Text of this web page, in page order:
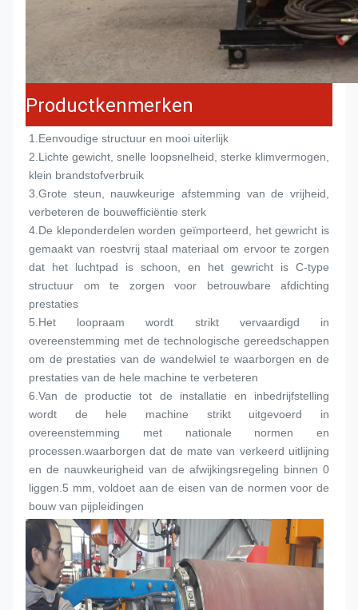
Productkenmerken
1. Eenvoudige structuur en mooi uiterlijk
2. Lichte gewicht, snelle loopsnelheid, sterke klimvermogen,
klein brandstofverbruik
3. Grote steun, nauwkeurige afstemming van de vrijheid,
verbeteren de bouwefficiëntie sterk
4. De kleponderdelen worden geïmporteerd, het gewricht is
gemaakt van roestvrij staal materiaal om ervoor te zorgen
dat het luchtpad is schoon, en het gewricht is C-type
structuur om te zorgen voor betrouwbare afdichting
prestaties
5. Het loopraam wordt strikt vervaardigd in
overeenstemming met de technologische gereedschappen
om de prestaties van de wandelwiel te waarborgen en de
prestaties van de hele machine te verbeteren
6. Van de productie tot de installatie en inbedrijfstelling
wordt de hele machine strikt uitgevoerd in
overeenstemming met nationale normen en
processen.waarborgen dat de mate van verkeerd uitlijning
en de nauwkeurigheid van de afwijkingsregeling binnen 0
liggen.5 mm, voldoet aan de eisen van de normen voor de
bouw van pijpleidingen